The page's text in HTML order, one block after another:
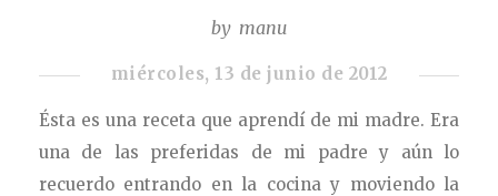
by manu
miércoles, 13 de junio de 2012
Ésta es una receta que aprendí de mi madre. Era
una de las preferidas de mi padre y aún lo
recuerdo entrando en la cocina y moviendo la